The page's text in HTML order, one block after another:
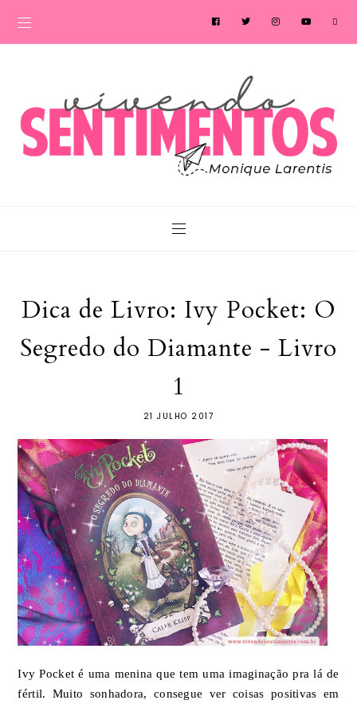
Dica de Livro: Ivy Pocket: O
Segredo do Diamante - Livro
1
21 JULHO 2017
Ivy Pocket é uma menina que tem uma imaginação pra lá de
fértil. Muito sonhadora, consegue ver coisas positivas em